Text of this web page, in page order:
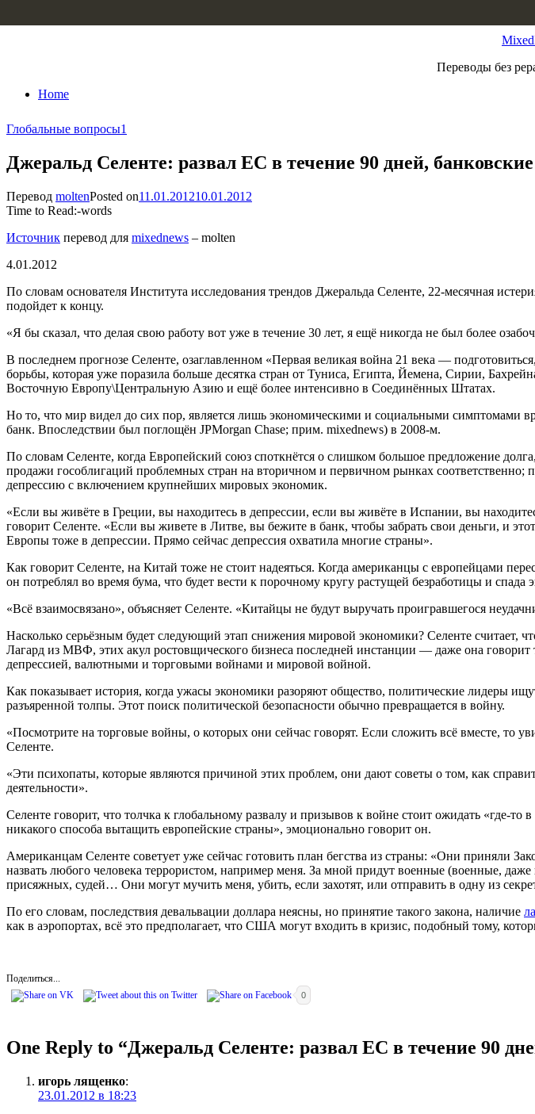
Переводы без
Home
Глобальные вопросы1
Джеральд Селенте: развал ЕС в течение 90 дней,
Перевод moltenPosted on11.01.201210.01.2012
Time to Read:-words
Источник перевод для mixednews – molten
4.01.2012
По словам основателя Института исследования трендов Джеральда Селенте, 22-месячная
подойдет к концу.
«Я бы сказал, что делая свою работу вот уже в течение 30 лет, я ещё никогда не был более
В последнем прогнозе Селенте, озаглавленном «Первая великая война 21 века —
борьбы, которая уже поразила больше десятка стран от Туниса, Египта, Йемена, Сирии,
Восточную Европу\Центральную Азию и ещё более интенсивно в Соединённых Штатах.
Но то, что мир видел до сих пор, является лишь экономическими и социальными симптомами
банк. Впоследствии был поглощён JPMorgan Chase; прим. mixednews) в 2008-м.
По словам Селенте, когда Европейский союз споткнётся о слишком большое предложение
продажи гособлигаций проблемных стран на вторичном и первичном рынках
депрессию с включением крупнейших мировых экономик.
«Если вы живёте в Греции, вы находитесь в депрессии, если вы живёте в Испании, вы
говорит Селенте. «Если вы живете в Литве, вы бежите в банк, чтобы забрать свои деньги, и
Европы тоже в депрессии. Прямо сейчас депрессия охватила многие страны».
Как говорит Селенте, на Китай тоже не стоит надеяться. Когда американцы с европейцами
он потреблял во время бума, что будет вести к порочному кругу растущей безработицы и спада
«Всё взаимосвязано», объясняет Селенте. «Китайцы не будут выручать проигравшегося
Насколько серьёзным будет следующий этап снижения мировой экономики? Селенте
Лагард из МВФ, этих акул ростовщического бизнеса последней инстанции — даже она
депрессией, валютными и торговыми войнами и мировой войной.
Как показывает история, когда ужасы экономики разоряют общество, политические лидеры
разъяренной толпы. Этот поиск политической безопасности обычно превращается в войну.
«Посмотрите на торговые войны, о которых они сейчас говорят. Если сложить всё вместе, то
Селенте.
«Эти психопаты, которые являются причиной этих проблем, они дают советы о том, как
деятельности».
Селенте говорит, что толчка к глобальному развалу и призывов к войне стоит ожидать «где-
никакого способа вытащить европейские страны», эмоционально говорит он.
Американцам Селенте советует уже сейчас готовить план бегства из страны: «Они приняли
назвать любого человека террористом, например меня. За мной придут военные (военные,
присяжных, судей… Они могут мучить меня, убить, если захотят, или отправить в одну из
По его словам, последствия девальвации доллара неясны, но принятие такого закона, наличие
как в аэропортах, всё это предполагает, что США могут входить в кризис, подобный тому,
Поделиться...
0
One Reply to “Джеральд Селенте: развал ЕС в течение 90
игорь лященко:
23.01.2012 в 18:23